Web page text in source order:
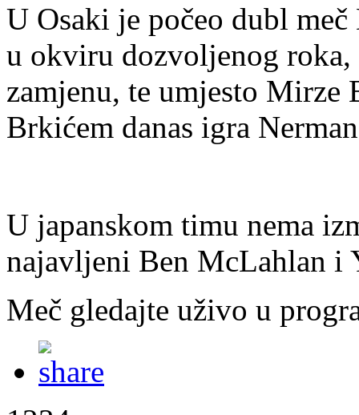
U Osaki je počeo dubl
u okviru dozvoljenog
zamjenu, te umjesto Mirze
Brkićem danas igra
U japanskom timu nema
najavljeni Ben McLahlan i
Meč gledajte uživo u